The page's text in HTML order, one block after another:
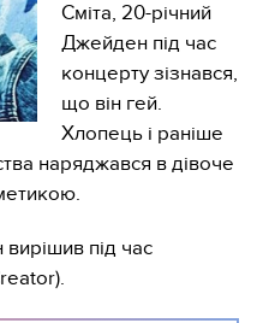
Сміта, 20-річний
Джейден під час
концерту зізнався,
що він гей.
Хлопець і раніше
наряджався в дівоче
під час